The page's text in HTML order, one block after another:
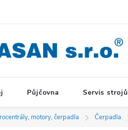
Půjčovna Servis strojů
motory, čerpadla Čerpadla